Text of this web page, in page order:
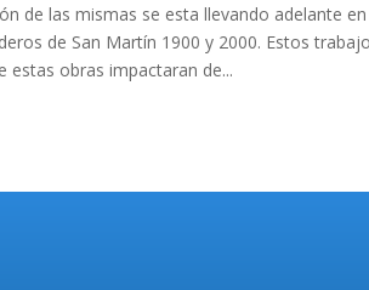
de las mismas se esta llevando adelante
de San Martín 1900 y 2000. Estos
estas obras impactaran de...